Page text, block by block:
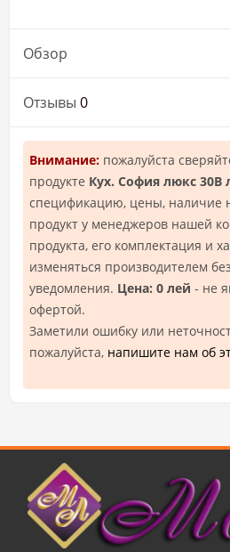
Обзор
Отзывы 0
Внимание: пожалуйста
продукте Кух. София люкс 30В
спецификацию, цены, наличие
продукт у менеджеров нашей
продукта, его комплектация и
изменяться производителем
уведомления. Цена: 0 лей - не
офертой.
Заметили ошибку или
пожалуйста, напишите нам об